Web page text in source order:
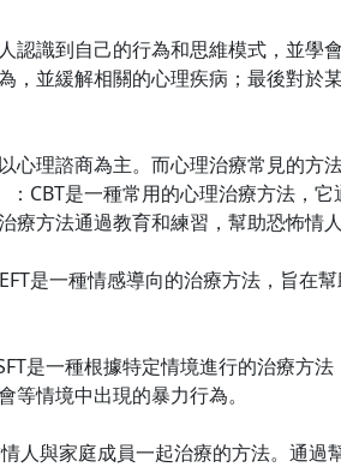
認識到自己的行為和思維模式，並學
，並緩解相關的心理疾病；最後對於
理諮商為主。而心理治療常見的方
CBT是一種常用的心理治療方法，
方法通過教育和練習，幫助恐怖情
是一種情感導向的治療方法，旨在
是一種根據特定情境進行的治療方
情境中出現的暴力行為。
人與家庭成員一起治療的方法。通過